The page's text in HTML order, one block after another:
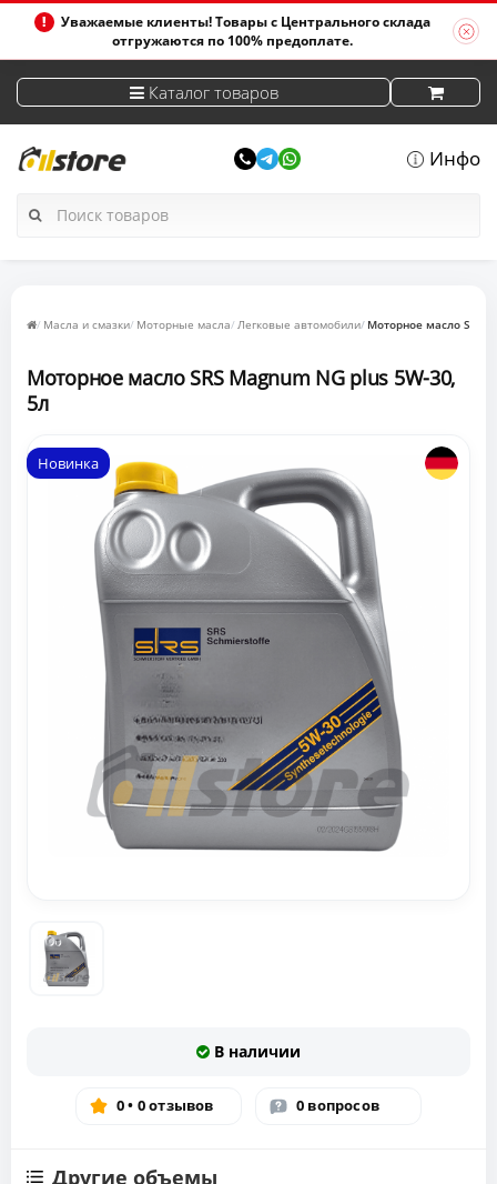
Уважаемые клиенты! Товары с Центрального склада
отгружаются по 100% предоплате.
Каталог товаров
Инфо
Масла и смазки Моторные масла Легковые автомобили Моторное масло SRS
Моторное масло SRS Magnum NG plus 5W-30,
5л
Новинка
В наличии
0 • 0 отзывов 0 вопросов
Другие объемы